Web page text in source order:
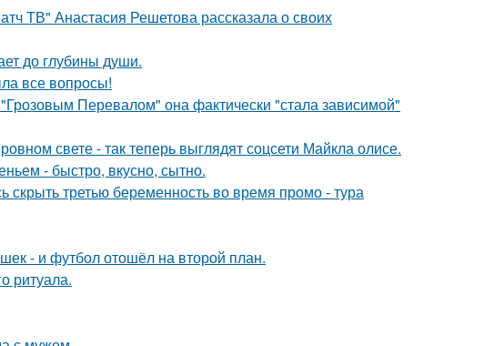
ТВ" Анастасия Решетова рассказала о своих
до глубины души.
все вопросы!
Перевалом" она фактически "стала зависимой"
свете - так теперь выглядят соцсети Майкла олисе.
- быстро, вкусно, сытно.
третью беременность во время промо - тура
- и футбол отошёл на второй план.
ритуала.